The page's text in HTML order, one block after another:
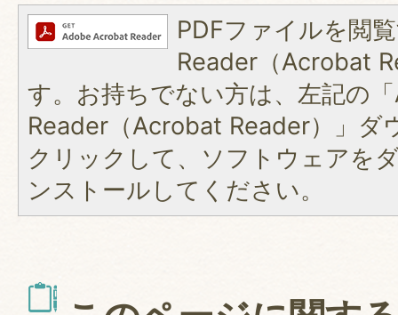
PDFファイルを閲
Reader（Acrobat
す。お持ちでない方は、左記の
Reader（Acrobat Reader）」ダ
クリックして、ソフトウェアを
ンストールしてください。